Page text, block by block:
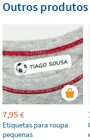
Outros
7,95 €
Etiquetas para roupa
pequenas